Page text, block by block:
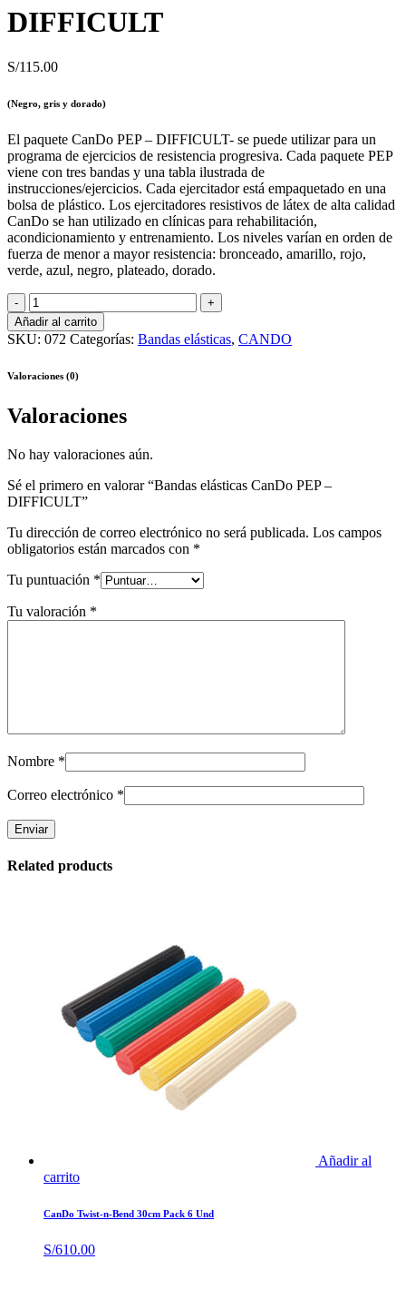
DIFFICULT
S/115.00
(Negro, gris y dorado)
El paquete CanDo PEP – DIFFICULT- se puede utilizar para un
programa de ejercicios de resistencia progresiva. Cada paquete PEP
viene con tres bandas y una tabla ilustrada de
instrucciones/ejercicios. Cada ejercitador está empaquetado en una
bolsa de plástico. Los ejercitadores resistivos de látex de alta calidad
CanDo se han utilizado en clínicas para rehabilitación,
acondicionamiento y entrenamiento. Los niveles varían en orden de
fuerza de menor a mayor resistencia: bronceado, amarillo, rojo,
verde, azul, negro, plateado, dorado.
Bandas
elásticas
CanDo
PEP
DIFFICULT
Añadir al carrito
SKU: 072 Categorías: Bandas elásticas, CANDO
Valoraciones (0)
Valoraciones
No hay valoraciones aún.
Sé el primero en valorar “Bandas elásticas CanDo PEP –
DIFFICULT”
Tu dirección de correo electrónico no será publicada. Los campos
obligatorios están marcados con *
Tu puntuación *
Tu valoración *
Nombre *
Correo electrónico *
Related products
Añadir al
carrito
CanDo Twist-n-Bend 30cm Pack 6 Und
S/610.00